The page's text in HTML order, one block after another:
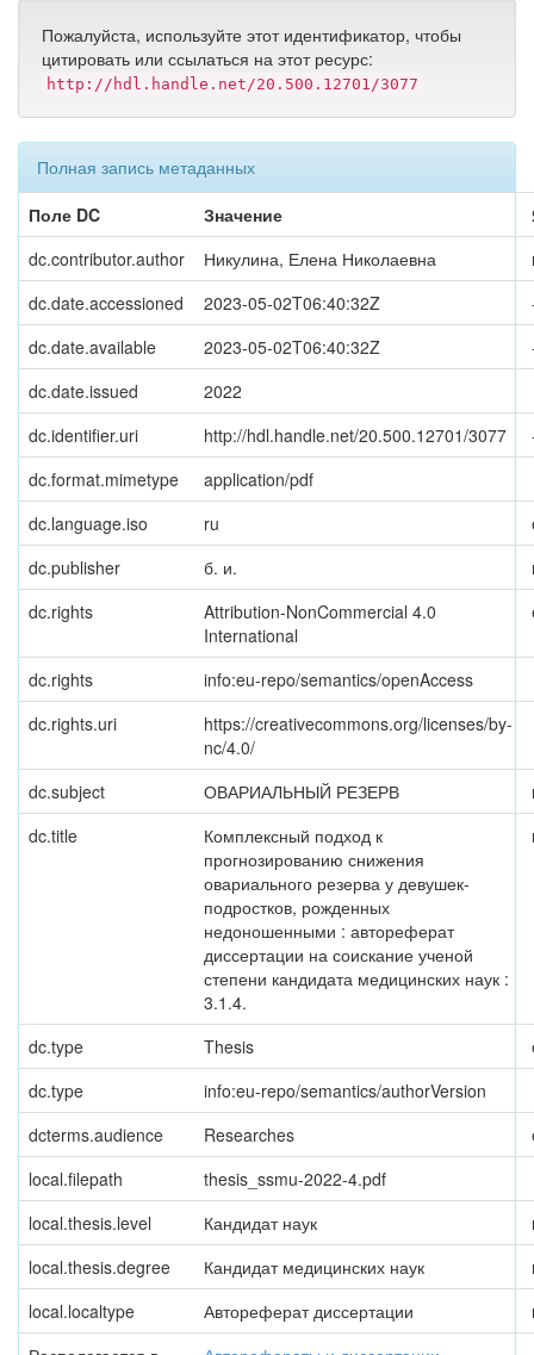
Пожалуйста, используйте этот идентификатор, чтобы
цитировать или ссылаться на этот ресурс:
http://hdl.handle.net/20.500.12701/3077
Полная запись метаданных
Поле DC
Значение
dc.contributor.author
Никулина, Елена Николаевна
dc.date.accessioned
2023-05-02T06:40:32Z
dc.date.available
2023-05-02T06:40:32Z
dc.date.issued
2022
dc.identifier.uri
http://hdl.handle.net/20.500.12701/3077
dc.format.mimetype
application/pdf
dc.language.iso
ru
dc.publisher
б. и.
dc.rights
Attribution-NonCommercial 4.0
International
dc.rights
info:eu-repo/semantics/openAccess
dc.rights.uri
https://creativecommons.org/licenses/by-
nc/4.0/
dc.subject
ОВАРИАЛЬНЫЙ РЕЗЕРВ
dc.title
Комплексный подход к
прогнозированию снижения
овариального резерва у девушек-
подростков, рожденных
недоношенными : автореферат
диссертации на соискание ученой
степени кандидата медицинских наук :
3.1.4.
dc.type Thesis
dc.type
info:eu-repo/semantics/authorVersion
dcterms.audience
Researches
local.filepath
thesis_ssmu-2022-4.pdf
local.thesis.level
Кандидат наук
local.thesis.degree
Кандидат медицинских наук
local.localtype
Автореферат диссертации